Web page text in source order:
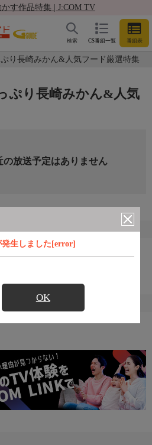
す作品特集 | J:COM TV
CS番組一覧 番組表
検索
り長崎みかん&人気フード厳選特集
生しました[error]
OK
ぷり長崎みかん&人気
の放送予定はありません
組